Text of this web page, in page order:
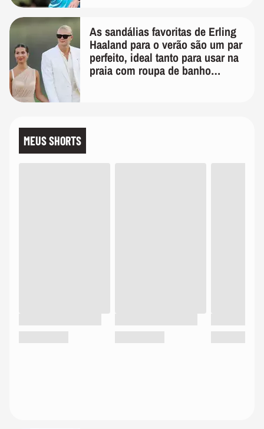
As sandálias favoritas de Erling
Haaland para o verão são um par
perfeito, ideal tanto para usar na
praia com roupa de banho
MEUS SHORTS